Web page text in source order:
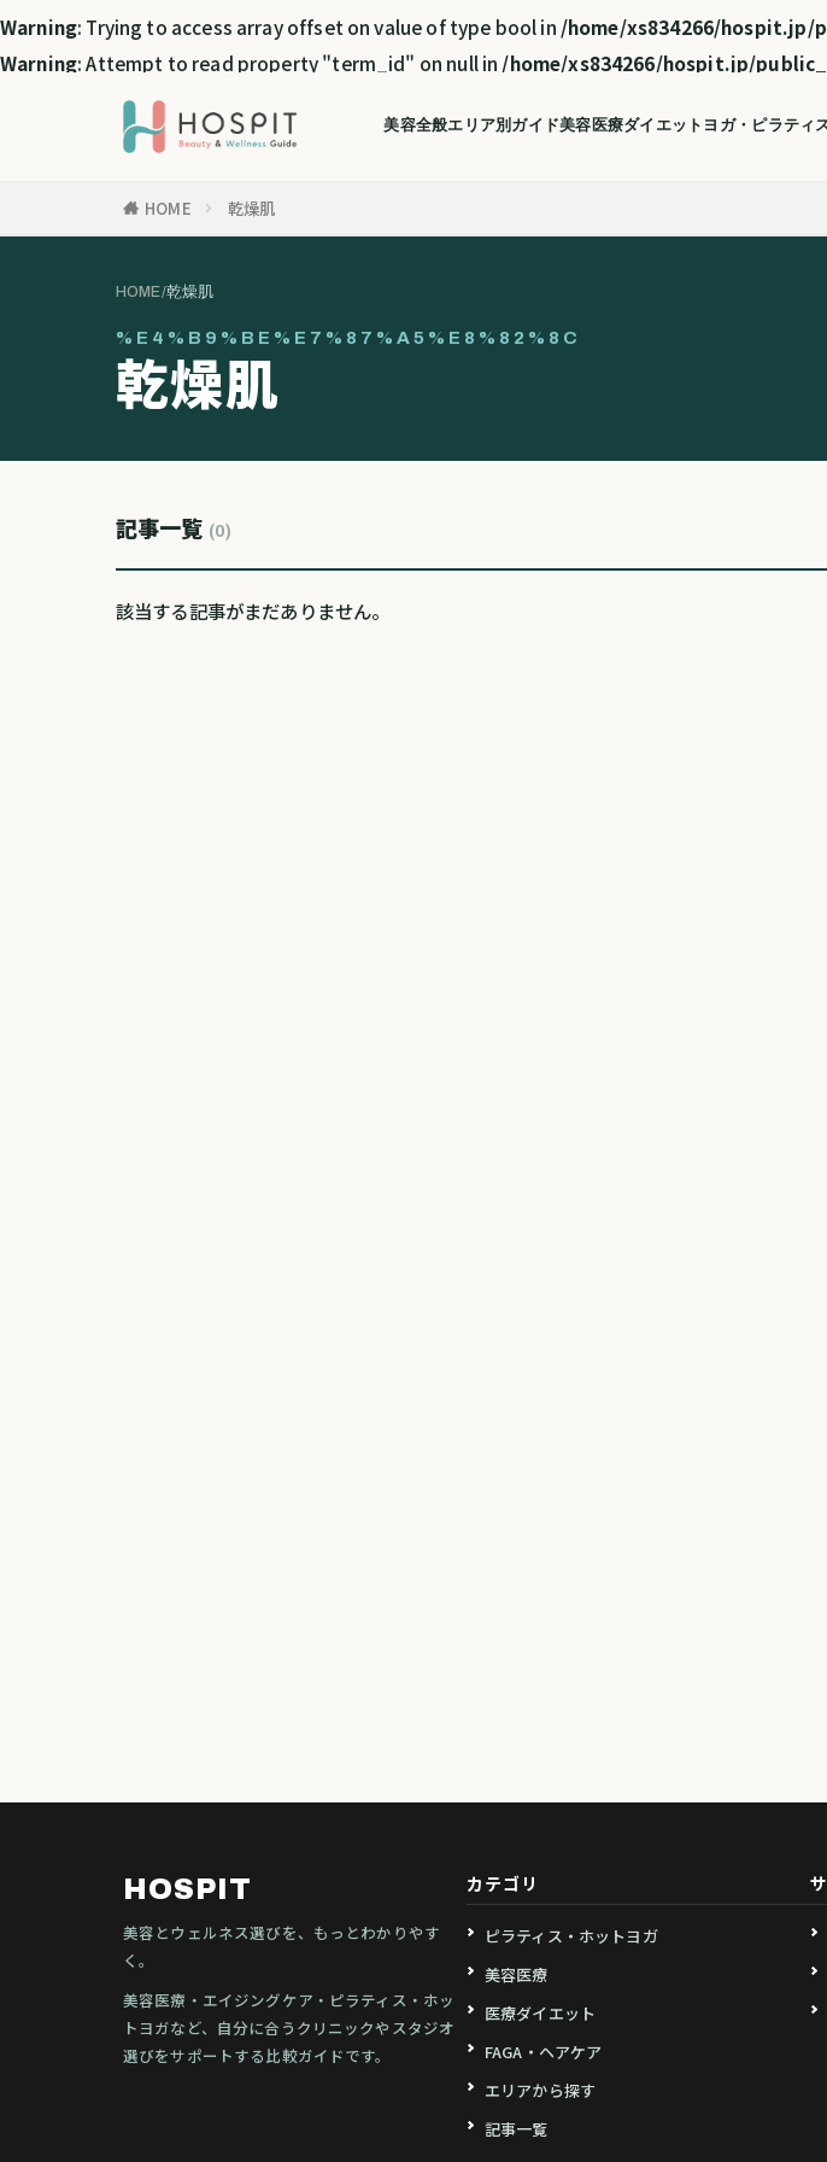
Warning: Trying to access array offset on value of type bool in /home/xs834266/
Warning: Attempt to read property "term_id" on null in /home/xs834266/hospit.jp/
美容全般エリア別ガイド美容医療ダイエット ヨガ・ピラティ
HOME 乾燥肌
HOME/乾燥肌
%E4%B9%BE%E7%87%A5%E8%82%8C
乾燥肌
記事一覧 (0)
該当する記事がまだありません。
HOSPIT
美容とウェルネス選びを、もっとわかりやす
く。
美容医療・エイジングケア・ピラティス・ホッ
トヨガなど、自分に合うクリニックやスタジオ
選びをサポートする比較ガイドです。
カテゴリ
ピラティス・ホットヨガ
美容医療
医療ダイエット
FAGA・ヘアケア
エリアから探す
記事一覧